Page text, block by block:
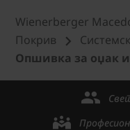
Wienerberger
Покрив
Опшивка за оџак